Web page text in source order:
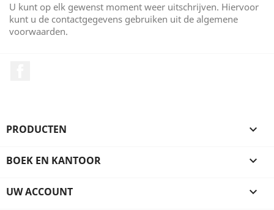
U kunt op elk gewenst moment weer uitschrijven. Hiervoor
kunt u de contactgegevens gebruiken uit de algemene
voorwaarden.
PRODUCTEN 
BOEK EN KANTOOR 
UW ACCOUNT 